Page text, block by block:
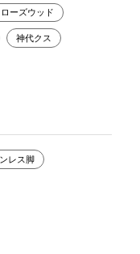
ローズウッド
神代クス
レス脚